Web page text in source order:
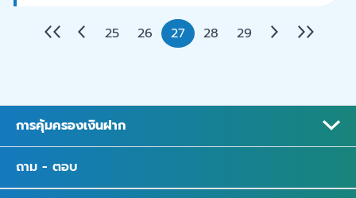
25 26 27 28 29
การคุ้มครองเงินฝาก
ถาม - ตอบ